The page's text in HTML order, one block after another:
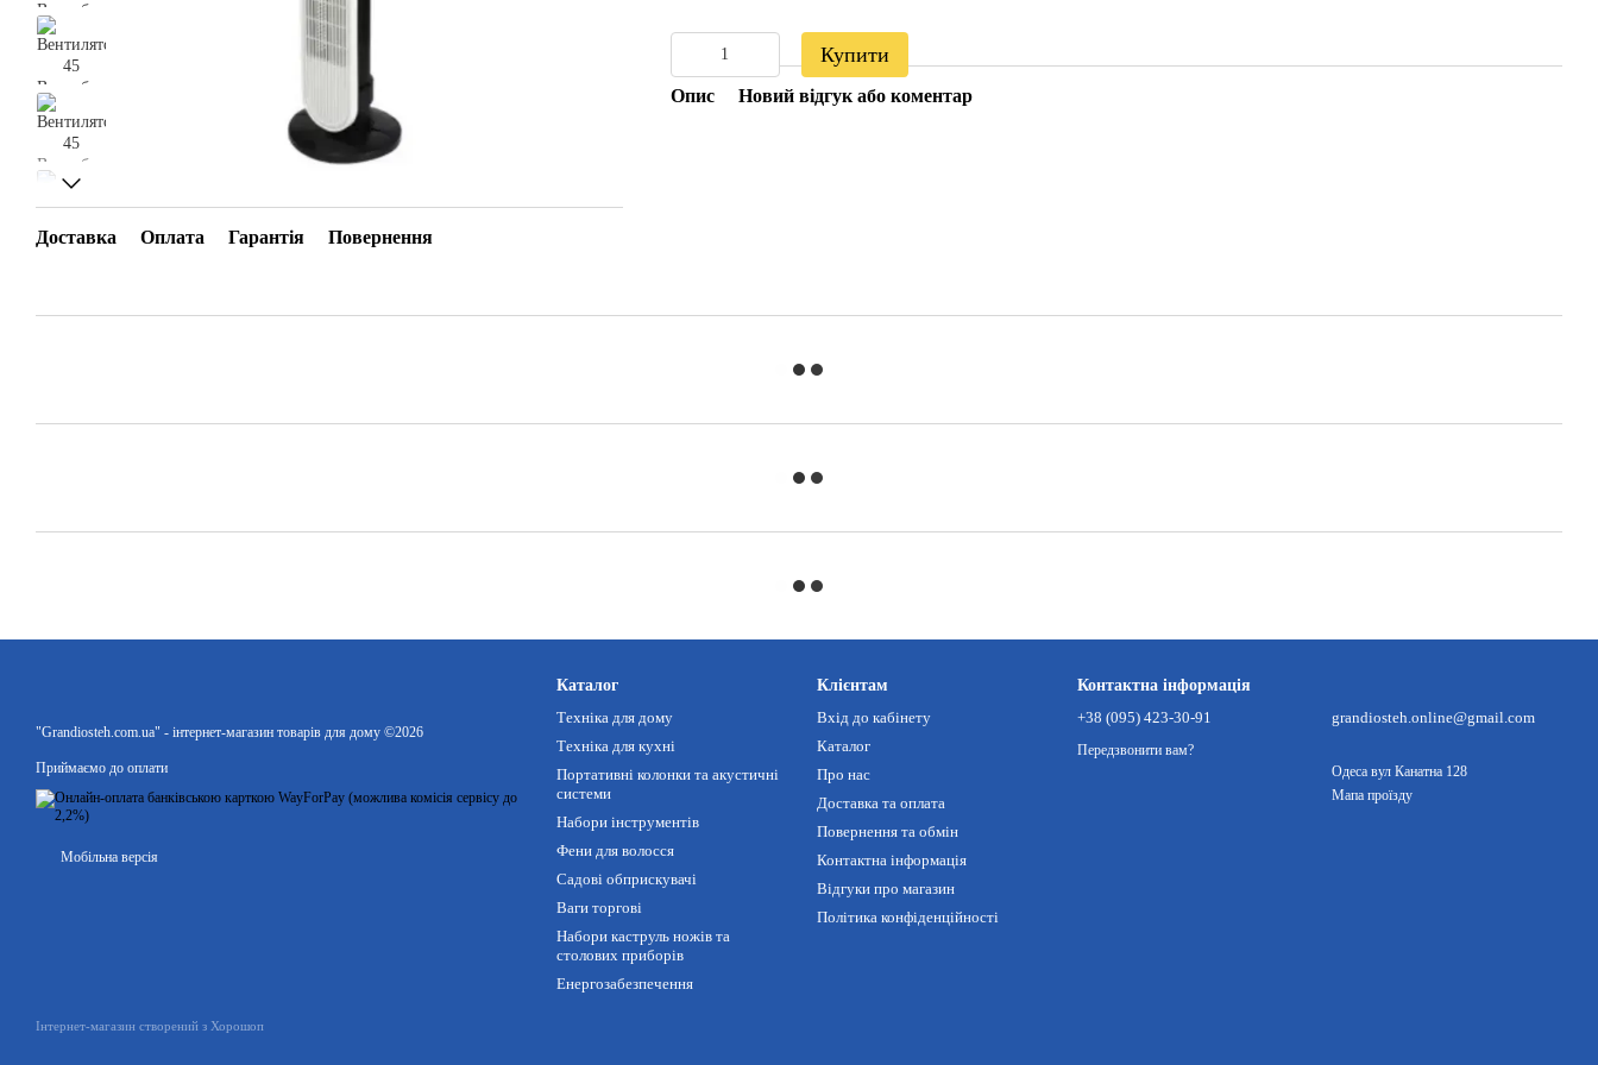
Доставка Оплата Гарантія Повернення
Купити
Опис Новий відгук або коментар
"Grandiosteh.com.ua" - інтернет-магазин товарів для дому ©2026
Приймаємо до оплати
Мобільна версія
Інтернет-магазин створений з Хорошоп
Каталог
Техніка для дому
Техніка для кухні
Портативні колонки та акустичні
системи
Набори інструментів
Фени для волосся
Садові обприскувачі
Ваги торгові
Набори каструль ножів та
столових приборів
Енергозабезпечення
Клієнтам
Вхід до кабінету
Каталог
Про нас
Доставка та оплата
Повернення та обмін
Контактна інформація
Відгуки про магазин
Політика конфіденційності
Контактна інформація
+38 (095) 423-30-91
Передзвонити вам?
grandiosteh.online@gmail.com
Одеса вул Канатна 128
Мапа проїзду